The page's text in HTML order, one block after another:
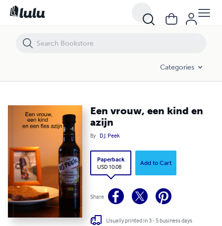
Categories
Een vrouw, een kind en
azijn
By D.J. Peek
Paperback
USD 10.08
Add to Cart
Share
Usually printed in 3 - 5 business days
Een vrouw, een kind en azijn